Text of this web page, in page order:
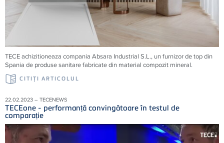
TECE achizitioneaza compania Absara Industrial S.L., un furnizor de top din
Spania de produse sanitare fabricate din material compozit mineral.
CITIŢI ARTICOLUL
22.02.2023 – TECENEWS
TECEone - performanță convingătoare în testul de
comparație